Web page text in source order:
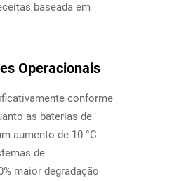
baseada em
Operacionais
conforme
as baterias de
aumento de 10 °C
de
maior degradação